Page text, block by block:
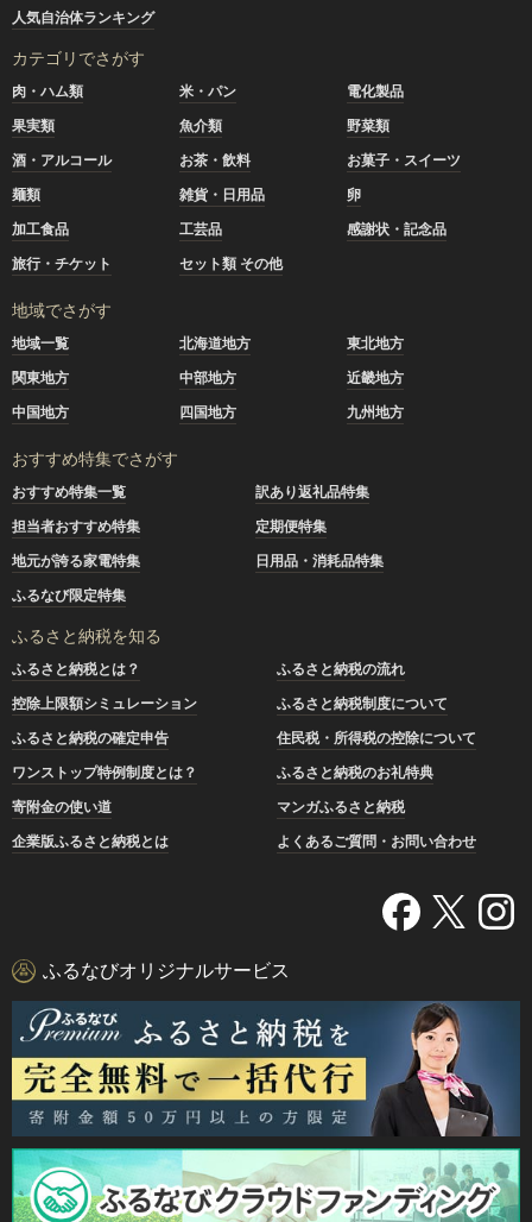
人気自治体ランキング
カテゴリでさがす
肉・ハム類 米・パン
電化製品
果実類
魚介類
野菜類
酒・アルコール
お茶・飲料
お菓子・スイーツ
麺類
雑貨・日用品
卵
加工食品
工芸品
感謝状・記念品
旅行・チケット
セット類 その他
地域でさがす
地域一覧 北海道地方
東北地方
関東地方
中部地方
近畿地方
中国地方
四国地方 九州地方
おすすめ特集でさがす
おすすめ特集一覧
訳あり返礼品特集
担当者おすすめ特集
定期便特集
地元が誇る家電特集
日用品・消耗品特集
ふるなび限定特集
ふるさと納税を知る
ふるさと納税とは？
ふるさと納税の流れ
控除上限額シミュレーション
ふるさと納税制度について
ふるさと納税の確定申告
住民税・所得税の控除について
ワンストップ特例制度とは？
ふるさと納税のお礼特典
寄附金の使い道
マンガふるさと納税
企業版ふるさと納税とは
よくあるご質問・お問い合わせ
ふるなびオリジナルサービス